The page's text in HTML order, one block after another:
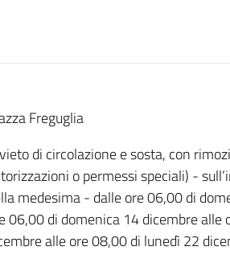
Freguglia
di circolazione e sosta, con
o permessi speciali) -
medesima - dalle ore 06,00 di
06,00 di domenica 14 dicembre
alle ore 08,00 di lunedì 22